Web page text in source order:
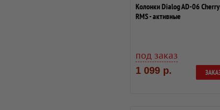
Колонки Dialog AD-06
RMS - активные
под заказ
1 099 р.